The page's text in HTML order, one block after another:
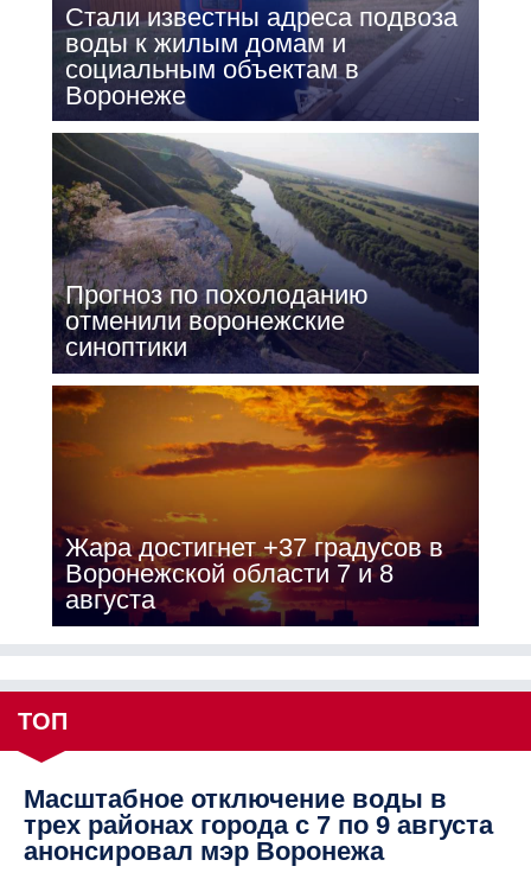
Стали известны адреса подвоза
воды к жилым домам и
социальным объектам в
Воронеже
Прогноз по похолоданию
отменили воронежские
синоптики
Жара достигнет +37 градусов в
Воронежской области 7 и 8
августа
ТОП
Масштабное отключение воды в
трех районах города с 7 по 9 августа
анонсировал мэр Воронежа